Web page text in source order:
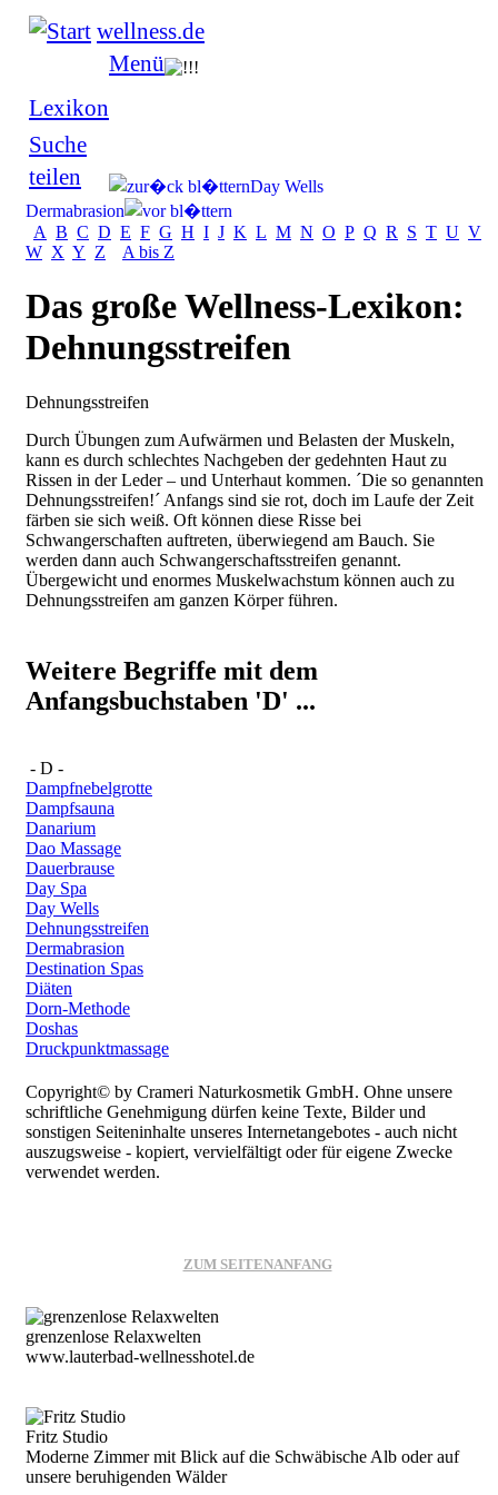
wellness.de
Lexikon
Suche
teilen
Menü
Day Wells
Dermabrasion
A B C D E F G H I J K L M N O P Q R S T U V
W X Y Z A bis Z
Das große Wellness-Lexikon:
Dehnungsstreifen
Dehnungsstreifen
Durch Übungen zum Aufwärmen und Belasten der Muskeln,
kann es durch schlechtes Nachgeben der gedehnten Haut zu
Rissen in der Leder – und Unterhaut kommen. ´Die so genannten
Dehnungsstreifen!´ Anfangs sind sie rot, doch im Laufe der Zeit
färben sie sich weiß. Oft können diese Risse bei
Schwangerschaften auftreten, überwiegend am Bauch. Sie
werden dann auch Schwangerschaftsstreifen genannt.
Übergewicht und enormes Muskelwachstum können auch zu
Dehnungsstreifen am ganzen Körper führen.
Weitere Begriffe mit dem
Anfangsbuchstaben 'D' ...
- D -
Dampfnebelgrotte
Dampfsauna
Danarium
Dao Massage
Dauerbrause
Day Spa
Day Wells
Dehnungsstreifen
Dermabrasion
Destination Spas
Diäten
Dorn-Methode
Doshas
Druckpunktmassage
Copyright© by Crameri Naturkosmetik GmbH. Ohne unsere
schriftliche Genehmigung dürfen keine Texte, Bilder und
sonstigen Seiteninhalte unseres Internetangebotes - auch nicht
auszugsweise - kopiert, vervielfältigt oder für eigene Zwecke
verwendet werden.
ZUM SEITENANFANG
grenzenlose Relaxwelten
www.lauterbad-wellnesshotel.de
Fritz Studio
Moderne Zimmer mit Blick auf die Schwäbische Alb oder auf
unsere beruhigenden Wälder